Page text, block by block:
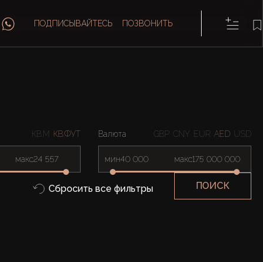
ПОДПИСЫВАЙТЕСЬ ПОЗВОНИТЬ
КВ.М КВ.ФУТ
макс
Валюта GBP CNY EUR AED USD
мин макс
Сбросить все фильтры ПОИСК